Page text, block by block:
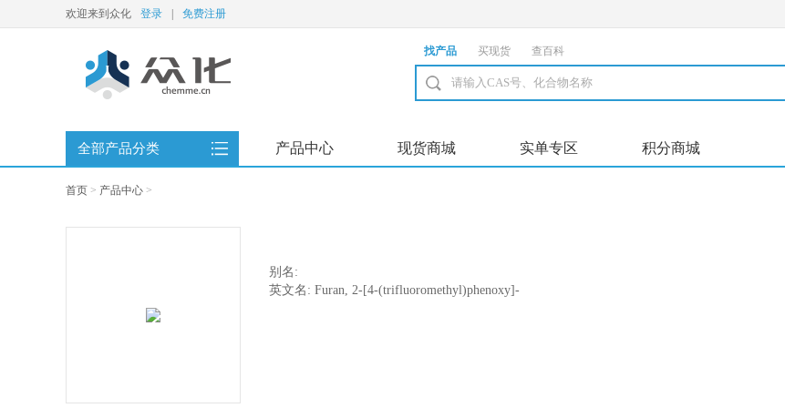
欢迎来到众化 登录 免费注册
找产品 买现货 查百科
全部产品分类 产品中心 现货商城 实单专区 积分商城
首页 > 产品中心 >
别名:
英文名: Furan, 2-[4-(trifluoromethyl)phenoxy]-